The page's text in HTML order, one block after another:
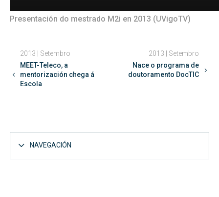
Presentación do mestrado M2i en 2013 (UVigoTV)
2013 | Setembro
MEET-Teleco, a
mentorización chega á
Escola
2013 | Setembro
Nace o programa de
doutoramento DocTIC
NAVEGACIÓN